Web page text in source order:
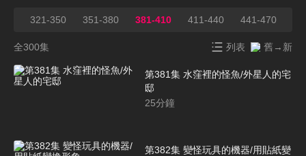
321-350 351-380 381-410 411-440 441-470
全300集 列表 舊→新
第381集 水窪裡的怪魚/外星人的宅
邸
25分鐘
第382集 變怪玩具的機器/用貼紙變